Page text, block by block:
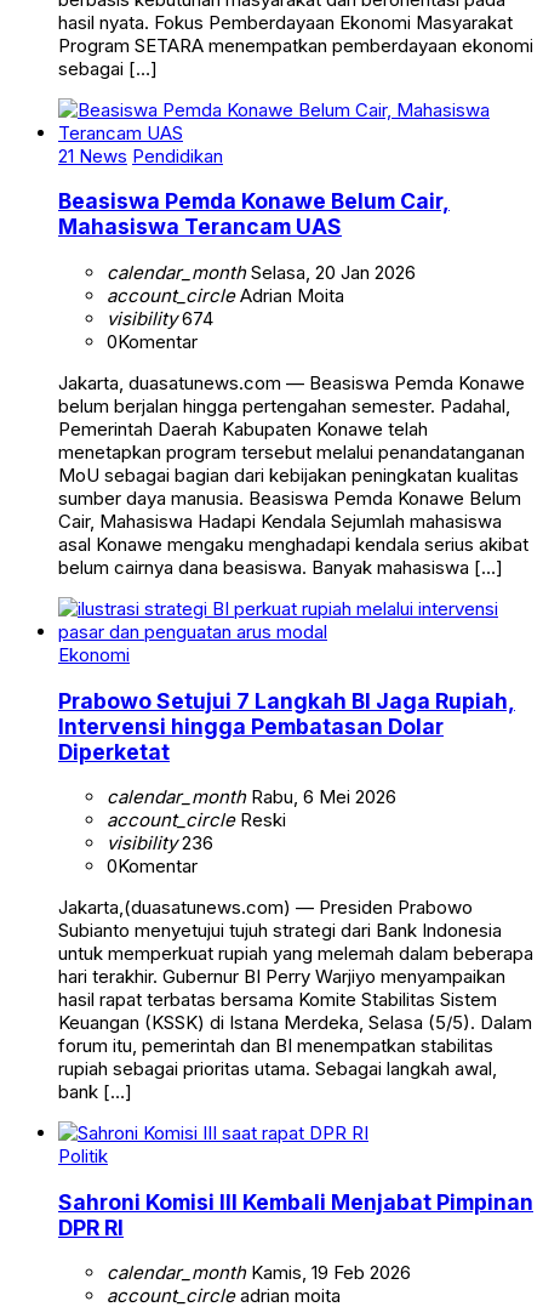
hasil nyata. Fokus Pemberdayaan Ekonomi Masyarakat
Program SETARA menempatkan pemberdayaan ekonomi
sebagai […]
21 News Pendidikan
Beasiswa Pemda Konawe Belum Cair,
Mahasiswa Terancam UAS
calendar_monthSelasa, 20 Jan 2026
account_circleAdrian Moita
visibility674
0Komentar
Jakarta, duasatunews.com — Beasiswa Pemda Konawe
belum berjalan hingga pertengahan semester. Padahal,
Pemerintah Daerah Kabupaten Konawe telah
menetapkan program tersebut melalui penandatanganan
MoU sebagai bagian dari kebijakan peningkatan kualitas
sumber daya manusia. Beasiswa Pemda Konawe Belum
Cair, Mahasiswa Hadapi Kendala Sejumlah mahasiswa
asal Konawe mengaku menghadapi kendala serius akibat
belum cairnya dana beasiswa. Banyak mahasiswa […]
Ekonomi
Prabowo Setujui 7 Langkah BI Jaga Rupiah,
Intervensi hingga Pembatasan Dolar
Diperketat
calendar_monthRabu, 6 Mei 2026
account_circleReski
visibility236
0Komentar
Jakarta,(duasatunews.com) — Presiden Prabowo
Subianto menyetujui tujuh strategi dari Bank Indonesia
untuk memperkuat rupiah yang melemah dalam beberapa
hari terakhir. Gubernur BI Perry Warjiyo menyampaikan
hasil rapat terbatas bersama Komite Stabilitas Sistem
Keuangan (KSSK) di Istana Merdeka, Selasa (5/5). Dalam
forum itu, pemerintah dan BI menempatkan stabilitas
rupiah sebagai prioritas utama. Sebagai langkah awal,
bank […]
Politik
Sahroni Komisi III Kembali Menjabat Pimpinan
DPR RI
calendar_monthKamis, 19 Feb 2026
account_circleadrian moita